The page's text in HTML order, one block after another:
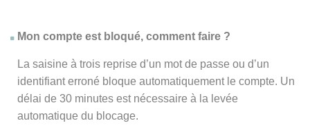
Mon compte est bloqué, comment faire ?
La saisine à trois reprise d’un mot de passe ou d’un
identifiant erroné bloque automatiquement le compte. Un
délai de 30 minutes est nécessaire à la levée
automatique du blocage.